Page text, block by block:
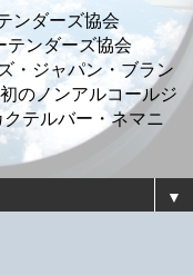
ンダーズ協会
テンダーズ協会
・ジャパン・ブラン
のノンアルコールジ
テルバー・ネマニ
▼